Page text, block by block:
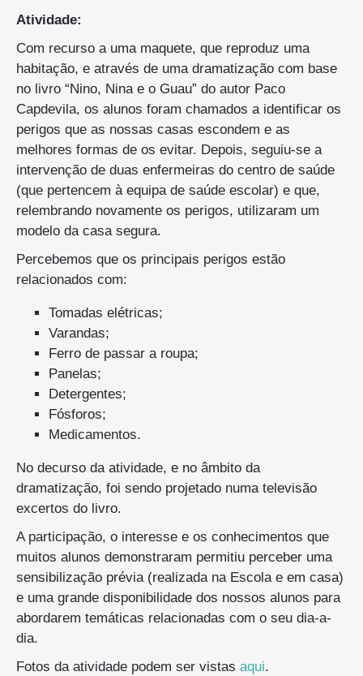
Atividade:
Com recurso a uma maquete, que reproduz uma
habitação, e através de uma dramatização com base
no livro “Nino, Nina e o Guau” do autor Paco
Capdevila, os alunos foram chamados a identificar os
perigos que as nossas casas escondem e as
melhores formas de os evitar. Depois, seguiu-se a
intervenção de duas enfermeiras do centro de saúde
(que pertencem à equipa de saúde escolar) e que,
relembrando novamente os perigos, utilizaram um
modelo da casa segura.
Percebemos que os principais perigos estão
relacionados com:
Tomadas elétricas;
Varandas;
Ferro de passar a roupa;
Panelas;
Detergentes;
Fósforos;
Medicamentos.
No decurso da atividade, e no âmbito da
dramatização, foi sendo projetado numa televisão
excertos do livro.
A participação, o interesse e os conhecimentos que
muitos alunos demonstraram permitiu perceber uma
sensibilização prévia (realizada na Escola e em casa)
e uma grande disponibilidade dos nossos alunos para
abordarem temáticas relacionadas com o seu dia-a-
dia.
Fotos da atividade podem ser vistas aqui.